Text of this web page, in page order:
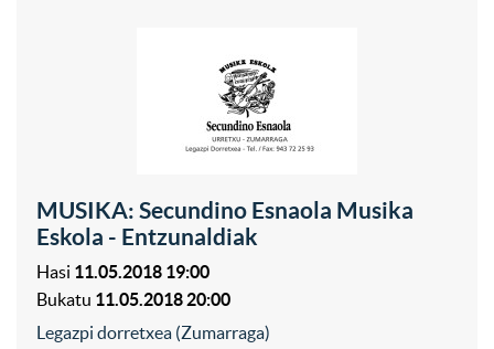
MUSIKA: Secundino Esnaola Musika
Eskola - Entzunaldiak
Hasi 11.05.2018 19:00
Bukatu 11.05.2018 20:00
Legazpi dorretxea (Zumarraga)